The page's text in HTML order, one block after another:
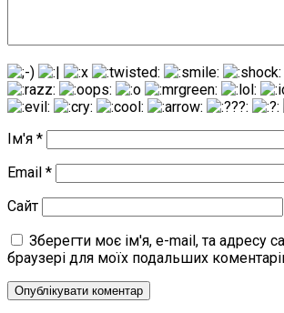
Ім'я *
Email *
Сайт
Зберегти моє ім'я, e-mail, та адресу
браузері для моїх подальших